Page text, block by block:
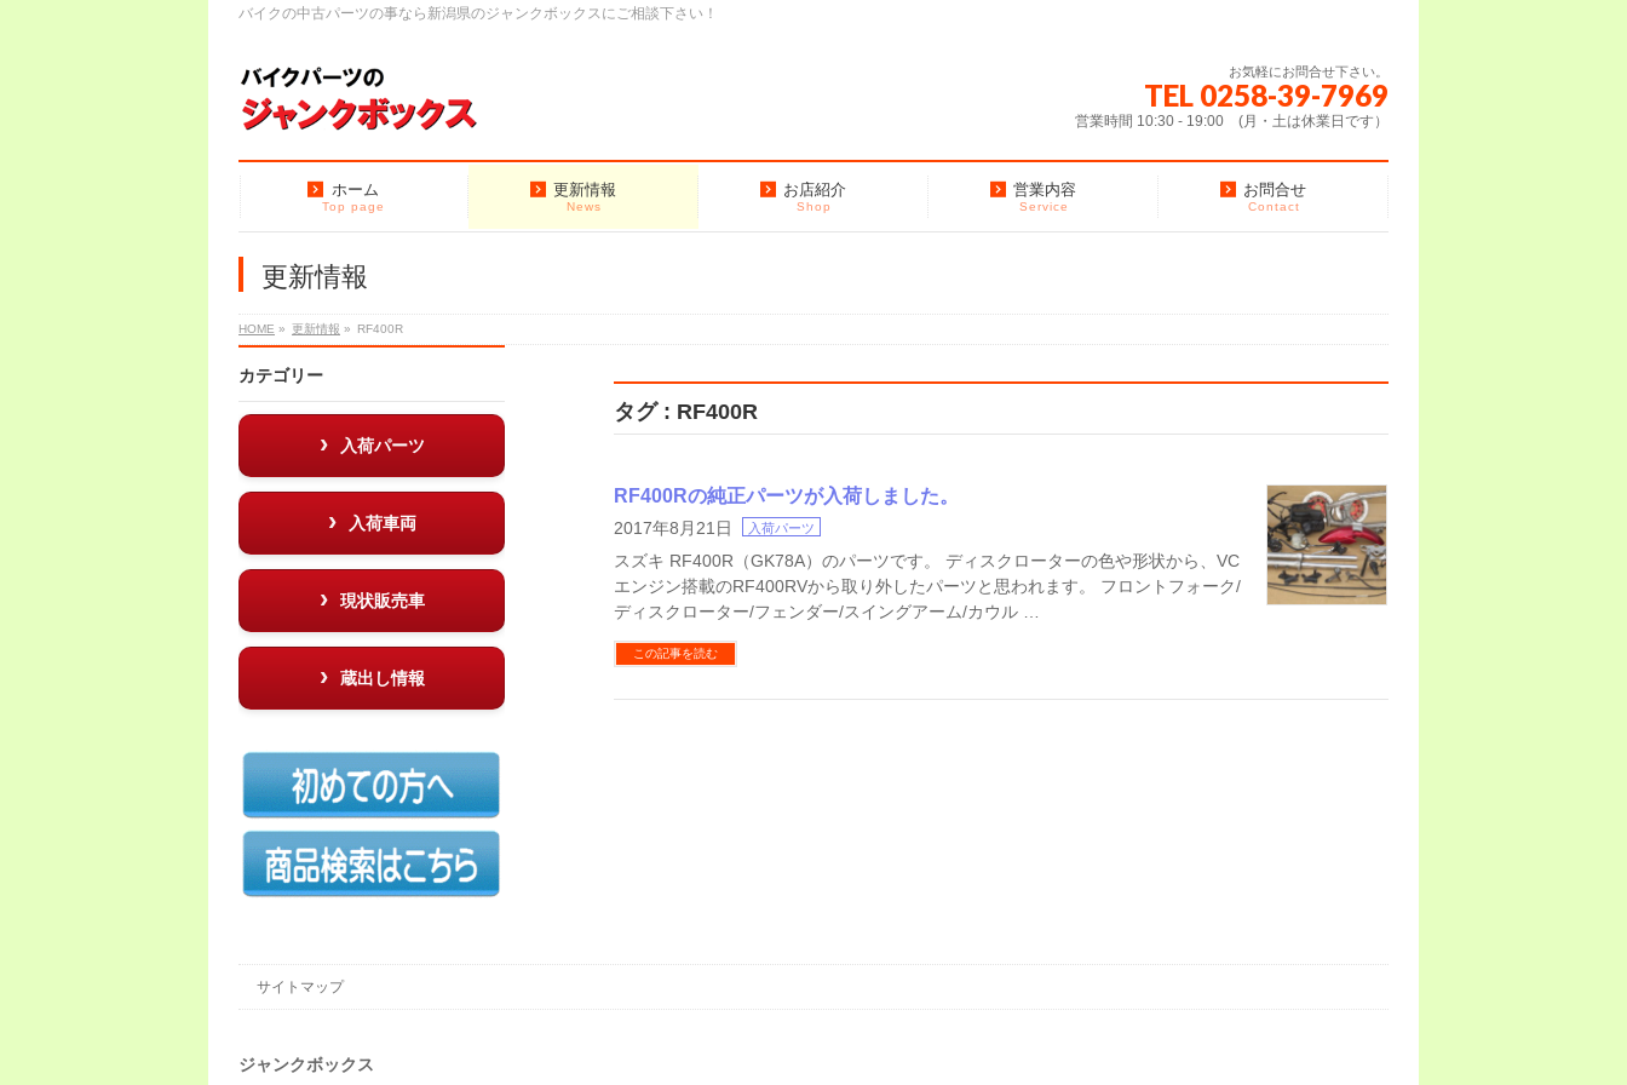
バイクの中古パーツの事なら新潟県のジャンクボックスにご相談下さい！
お気軽にお問合せ下さい。
TEL 0258-39-7969
営業時間 10:30 - 19:00 (月・土は休業日です）
ホーム
Top page
更新情報
News
お店紹介
Shop
営業内容
Service
お問合せ
Contact
更新情報
HOME » 更新情報 » RF400R
タグ : RF400R
RF400Rの純正パーツが入荷しました。
2017年8月21日 入荷パーツ
スズキ RF400R（GK78A）のパーツです。 ディスクローターの色や形状から、VC
エンジン搭載のRF400RVから取り外したパーツと思われます。 フロントフォーク/
ディスクローター/フェンダー/スイングアーム/カウル …
この記事を読む
カテゴリー
入荷パーツ
入荷車両
現状販売車
蔵出し情報
サイトマップ
ジャンクボックス